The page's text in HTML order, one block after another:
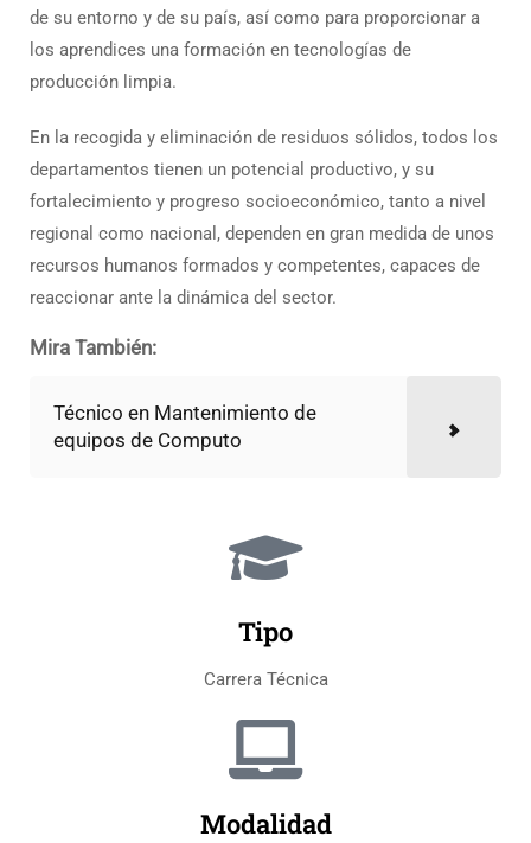
de su entorno y de su país, así como para proporcionar a
los aprendices una formación en tecnologías de
producción limpia.
En la recogida y eliminación de residuos sólidos, todos los
departamentos tienen un potencial productivo, y su
fortalecimiento y progreso socioeconómico, tanto a nivel
regional como nacional, dependen en gran medida de unos
recursos humanos formados y competentes, capaces de
reaccionar ante la dinámica del sector.
Mira También:
Técnico en Mantenimiento de
equipos de Computo
Tipo
Carrera Técnica
Modalidad